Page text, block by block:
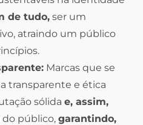
de tudo, ser um
atraindo um público
Marcas que se
transparente e ética
sólida e, assim,
público, garantindo,